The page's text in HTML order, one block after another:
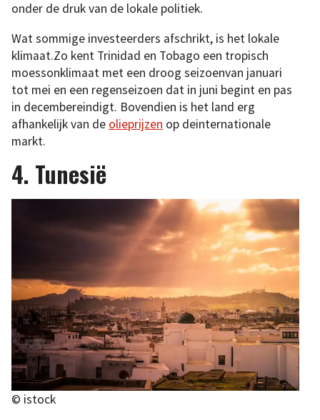
onder de druk van de lokale politiek.
Wat sommige investeerders afschrikt, is het lokale
klimaat.Zo kent Trinidad en Tobago een tropisch
moessonklimaat met een droog seizoenvan januari
tot mei en een regenseizoen dat in juni begint en pas
in decembereindigt. Bovendien is het land erg
afhankelijk van de olieprijzen op deinternationale
markt.
4. Tunesië
© istock